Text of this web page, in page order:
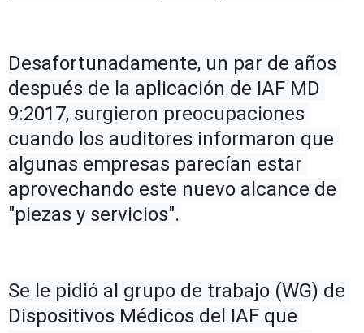
Desafortunadamente, un par de años
después de la aplicación de IAF MD
9:2017, surgieron preocupaciones
cuando los auditores informaron que
algunas empresas parecían estar
aprovechando este nuevo alcance de
"piezas y servicios".
Se le pidió al grupo de trabajo (WG) de
Dispositivos Médicos del IAF que